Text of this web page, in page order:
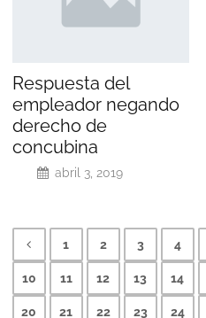
Respuesta del
empleador negando
derecho de
concubina
abril 3, 2019
1 2 3 4
10 11 12 13 14
20 21 22 23 24